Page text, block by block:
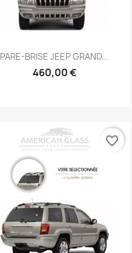
PARE-BRISE JEEP GRAND...
460,00 €
favorite_border